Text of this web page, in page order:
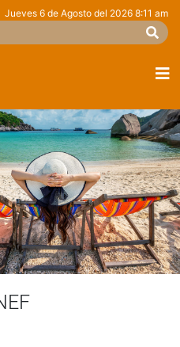
Jueves 6 de Agosto del 2026 8:11 am